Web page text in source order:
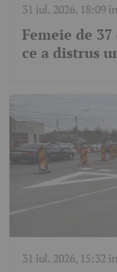
31 iul. 2026, 18:09în
Femeie de
ce a distrus
31 iul. 2026, 15:32 în